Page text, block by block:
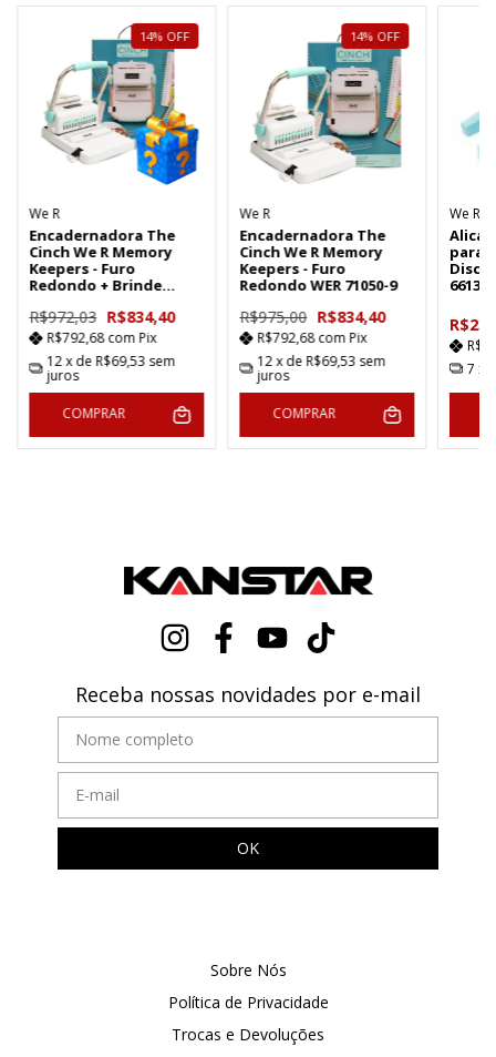
14% OFF
We R
Encadernadora The
Cinch We R Memory
Keepers - Furo
Redondo + Brinde
R$972,03 R$834,40
R$792,68com Pix
12x de R$69,53 sem
juros
COMPRAR
14% OFF
We R
Encadernadora The
Cinch We R Memory
Keepers - Furo
Redondo WER 71050-9
R$975,00 R$834,40
R$792,68com Pix
12x de R$69,53 sem
juros
COMPRAR
We R
para
661367
7 x
Receba nossas novidades por e-mail
Sobre Nós
Política de Privacidade
Trocas e Devoluções